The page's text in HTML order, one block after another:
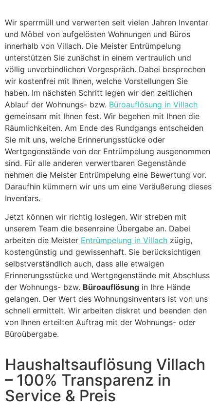
Wir sperrmüll und verwerten seit vielen Jahren Inventar
und Möbel von aufgelösten Wohnungen und Büros
innerhalb von Villach. Die Meister Entrümpelung
unterstützen Sie zunächst in einem vertraulich und
völlig unverbindlichen Vorgespräch. Dabei besprechen
wir kostenfrei mit Ihnen, welche Vorstellungen Sie
haben. Im nächsten Schritt legen wir den zeitlichen
Ablauf der Wohnungs- bzw. Büroauflösung in Villach
gemeinsam mit Ihnen fest. Wir begehen mit Ihnen die
Räumlichkeiten. Am Ende des Rundgangs entscheiden
Sie mit uns, welche Erinnerungsstücke oder
Wertgegenstände von der Entrümpelung ausgenommen
sind. Für alle anderen verwertbaren Gegenstände
nehmen die Meister Entrümpelung eine Bewertung vor.
Daraufhin kümmern wir uns um eine Veräußerung dieses
Inventars.
Jetzt können wir richtig loslegen. Wir streben mit
unserem Team die besenreine Übergabe an. Dabei
arbeiten die Meister Entrümpelung in Villach zügig,
kostengünstig und gewissenhaft. Sie berücksichtigen
selbstverständlich auch, dass alle etwaigen
Erinnerungsstücke und Wertgegenstände mit Abschluss
der Wohnungs- bzw. Büroauflösung in Ihre Hände
gelangen. Der Wert des Wohnungsinventars ist von uns
schnell ermittelt. Wir arbeiten diskret und beenden den
von Ihnen erteilten Auftrag mit der Wohnungs- oder
Büroübergabe.
Haushaltsauflösung Villach
– 100% Transparenz in
Service & Preis